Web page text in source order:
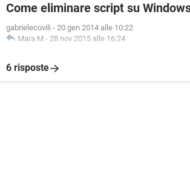
Come eliminare script su
gabrielecovili - 20 gen 2014 alle 10:22
Mara M - 28 nov 2015 alle 16:24
6 risposte